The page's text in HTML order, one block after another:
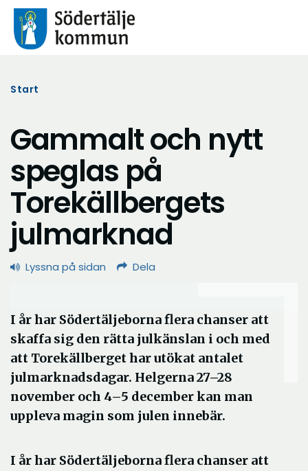
Start
Gammalt och nytt
speglas på
Torekällbergets
julmarknad
Lyssna på sidan Dela
I år har Södertäljeborna flera chanser att
skaffa sig den rätta julkänslan i och med
att Torekällberget har utökat antalet
julmarknadsdagar. Helgerna 27–28
november och 4–5 december kan man
uppleva magin som julen innebär.
I år har Södertäljeborna flera chanser att